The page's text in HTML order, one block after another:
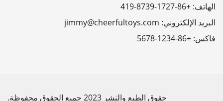
الهاتف: +86-1727-8739-419
البريد الإلكتروني: jimmy@cheerfultoys.com
فاكس: +86-1234-5678
حقوق الطبع والنشر 2023 جميع الحقوق محفوظة.